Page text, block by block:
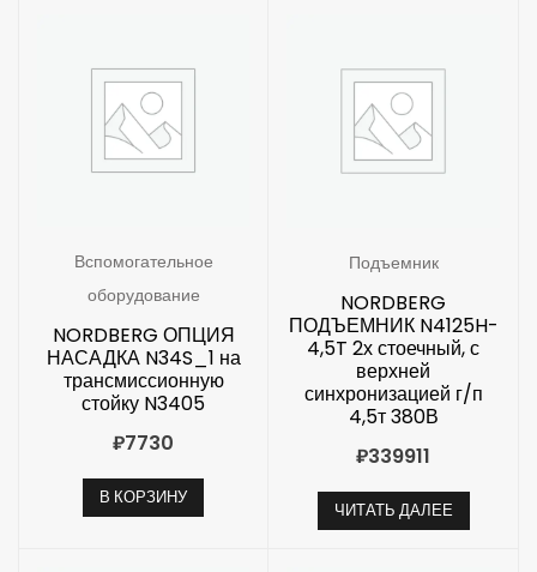
Вспомогательное
оборудование
NORDBERG ОПЦИЯ
НАСАДКА N34S_1 на
трансмиссионную
стойку N3405
₽7730
В КОРЗИНУ
Подъемник
NORDBERG
ПОДЪЕМНИК N4125H-
4,5T 2х стоечный, с
верхней
синхронизацией г/п
4,5т 380В
₽339911
ЧИТАТЬ ДАЛЕЕ